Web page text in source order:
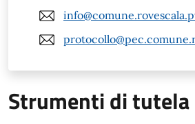
Strumenti di tutela